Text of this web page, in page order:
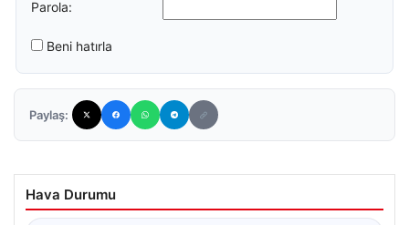
Parola:
Beni hatırla
Paylaş:
Hava Durumu